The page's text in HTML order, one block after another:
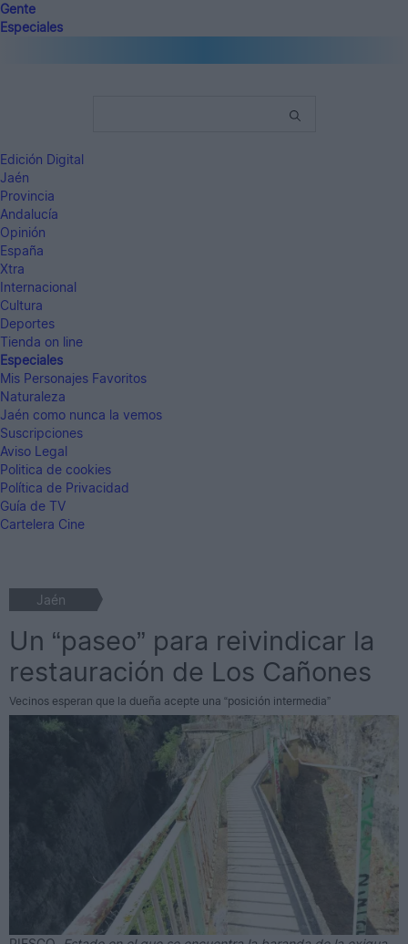
Gente
Especiales
Edición Digital
Jaén
Provincia
Andalucía
Opinión
España
Xtra
Internacional
Cultura
Deportes
Tienda on line
Especiales
Mis Personajes Favoritos
Naturaleza
Jaén como nunca la vemos
Suscripciones
Aviso Legal
Politica de cookies
Política de Privacidad
Guía de TV
Cartelera Cine
Jaén
Un “paseo” para reivindicar la
restauración de Los Cañones
Vecinos esperan que la dueña acepte una “posición intermedia”